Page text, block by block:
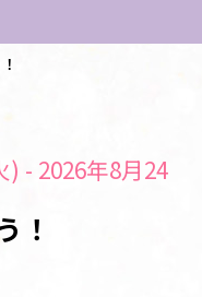
) - 2026年8月24
！